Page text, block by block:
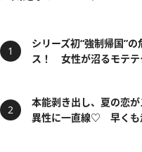
シリーズ初“強制帰国”
ス！ 女性が沼るモテテ
本能剥き出し、夏の恋
異性に一直線♡ 早くも